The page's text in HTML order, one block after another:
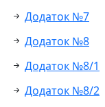
Додаток №7
Додаток №8
Додаток №8/1
Додаток №8/2